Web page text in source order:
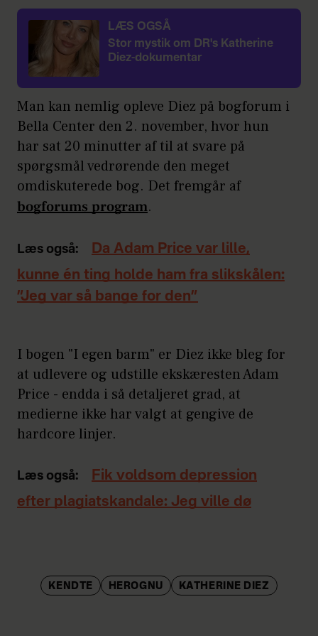
LÆS OGSÅ
Stor mystik om DR's Katherine
Diez-dokumentar
Man kan nemlig opleve Diez på bogforum i
Bella Center den 2. november, hvor hun
har sat 20 minutter af til at svare på
spørgsmål vedrørende den meget
omdiskuterede bog. Det fremgår af
bogforums program.
Læs også:
Da Adam Price var lille,
kunne én ting holde ham fra slikskålen:
”Jeg var så bange for den”
I bogen "I egen barm" er Diez ikke bleg for
at udlevere og udstille ekskæresten Adam
Price - endda i så detaljeret grad, at
medierne ikke har valgt at gengive de
hardcore linjer.
Læs også:
Fik voldsom depression
efter plagiatskandale: Jeg ville dø
KENDTE HEROGNU KATHERINE DIEZ